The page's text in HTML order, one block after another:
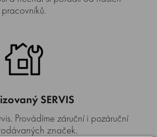
pracovníků.
SERVIS
Provádíme záruční i pozáruční
značek.